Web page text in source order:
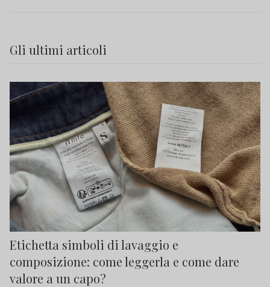
Gli ultimi articoli
Etichetta simboli di lavaggio e
composizione: come leggerla e come dare
valore a un capo?